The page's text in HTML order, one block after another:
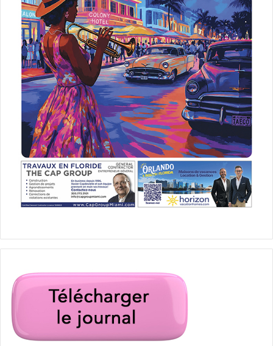
Arrivée massive de Haïtiens au
Texas